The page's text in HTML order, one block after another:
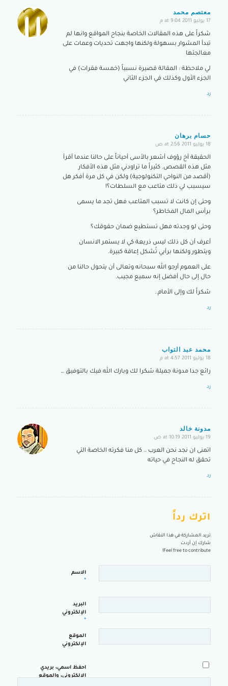
معتصم محمد
says:
17 يوليو 2011 at 9:04 م
شكراً على هذه المقالات الخاصة بنجاح المواقع وانها لم
تبدأ المشوار بسهولة ولكنها واجهت تحديات وعمات على
معالجتها
لي ملاحظة : المقالة قصيرة نسبياً (خمسة فقرات) في
الجزء الأول وكذلك في الجزء الثاني
رد
حسام برهان
says:
18 يوليو 2011 at 2:56 ص
الحقيقة أخ رؤوف أشعر بالأسى أحياناً على حالنا عندما أقرأ
مثل هذه القصص. كثيراً ما تراودني مثل هذه الأفكار
(أقصد من النواحي التكنولوجية) ولكن في كل مرة أفكر هل
سيسبب لي ذلك متاعب مع السلطات؟!
وحتى إن كانت لا تسبب المتاعب فهل تجد ما يسمى
برأس المال المخاطر؟
وحتى لو وجدته فهل تستطيع ضمان حقوقك؟
أعرف أن كل ذلك ليس ذريعة كي لا يستمر الانسان
ويتطور ولكنها برأيي تُشكل إعاقة كبيرة.
على العموم أرجو الله سبحانه وتعالى أن يتحول حالنا من
حال إلى حال أفضل إنه سميع مجيب.
شكراً لك وإلى الأمام..
رد
محمد عبد التواب
says:
18 يوليو 2011 at 4:57 م
رائع جدا مدونة جميلة شكرا لك وبارك الله فيك بالتوفيق …
رد
مدونة خالد
says:
19 يوليو 2011 at 10:19 ص
اتمنى ان نجد نحن العرب .. كل منا فكرته الخاصة التي
تحقق له النجاح في حياته
رد
اترك رداً
تريد المشاركة في هذا النقاش
شارك إن أردت
Feel free to contribute!
الاسم
*
البريد
الإلكتروني
*
الموقع
الإلكتروني
احفظ اسمي، بريدي
الإلكتروني، والموقع